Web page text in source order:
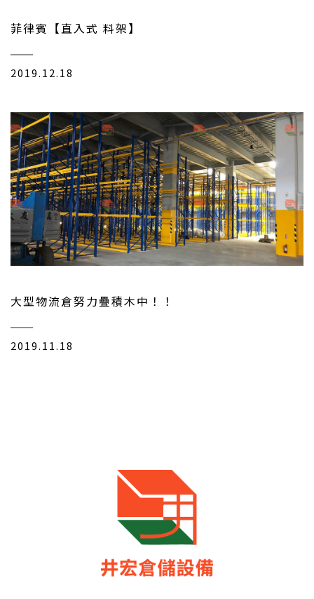
菲律賓【直入式 料架】
2019.12.18
大型物流倉努力疊積木中！！
2019.11.18